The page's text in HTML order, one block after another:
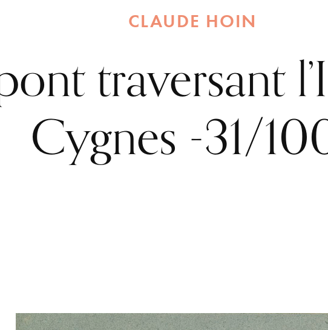
CLAUDE HOIN
traversant
Cygnes -31/